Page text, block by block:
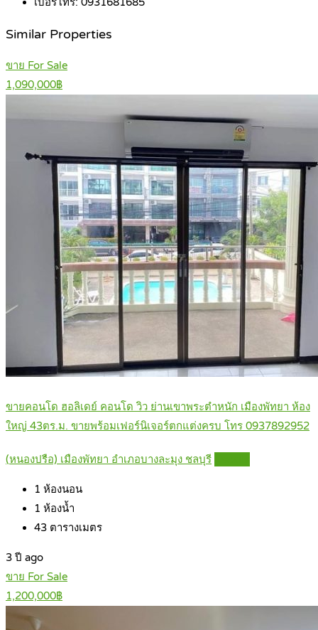
Similar Properties
ขาย For Sale
1,090,000฿
ขายคอนโด ฮอลิเดย์ คอนโด วิว ย่านเขาพระตำหนัก เมืองพัทยา ห้อง
ใหญ่ 43ตร.ม. ขายพร้อมเฟอร์นิเจอร์ตกแต่งครบ โทร 0937892952
(หนองปรือ) เมืองพัทยา อำเภอบางละมุง ชลบุรี
1 ห้องนอน
1 ห้องน้ำ
43 ตารางเมตร
3 ปี ago
ขาย For Sale
1,200,000฿